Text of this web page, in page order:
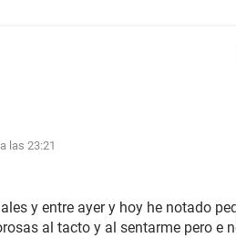
las 23:21
y entre ayer y hoy he notado
al tacto y al sentarme pero e